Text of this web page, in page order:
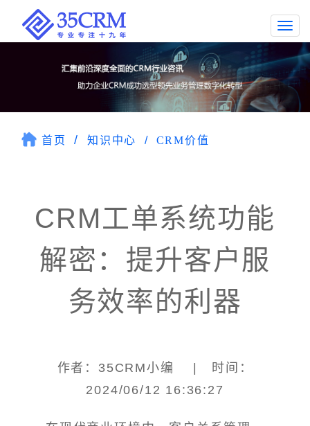
首页 知识中心 CRM价值
CRM工单系统功能
解密：提升客户服
务效率的利器
作者：35CRM小编 | 时间：
2024/06/12 16:36:27